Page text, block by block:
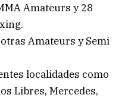
Amateurs y 28
Amateurs y Semi
localidades como
Libres, Mercedes,